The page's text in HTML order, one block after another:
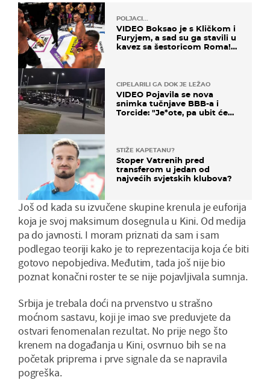
POLJACI...
VIDEO Boksao je s Kličkom i
Furyjem, a sad su ga stavili u
kavez sa šestoricom Roma!
CIPELARILI GA DOK JE LEŽAO
VIDEO Pojavila se nova
snimka tučnjave BBB-a i
Torcide: "Je*ote, pa ubit će
STIŽE KAPETANU?
Stoper Vatrenih pred
transferom u jedan od
najvećih svjetskih klubova?
Još od kada su izvučene skupine krenula je euforija
koja je svoj maksimum dosegnula u Kini. Od medija
pa do javnosti. I moram priznati da sam i sam
podlegao teoriji kako je to reprezentacija koja će biti
gotovo nepobjediva. Međutim, tada još nije bio
poznat konačni roster te se nije pojavljivala sumnja.
Srbija je trebala doći na prvenstvo u strašno
moćnom sastavu, koji je imao sve preduvjete da
ostvari fenomenalan rezultat. No prije nego što
krenem na događanja u Kini, osvrnuo bih se na
početak priprema i prve signale da se napravila
pogreška.